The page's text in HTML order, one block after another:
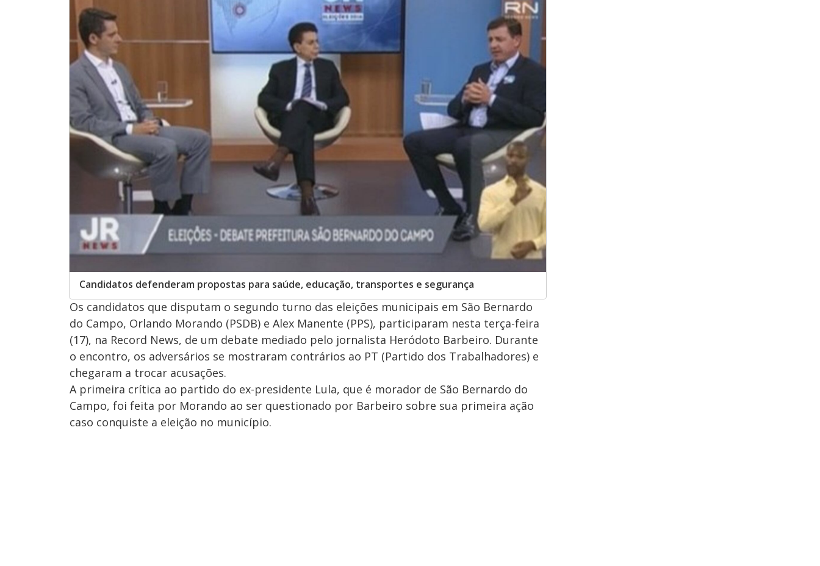
Candidatos defenderam propostas para saúde, educação, transportes e segurança
Os candidatos que disputam o segundo turno das eleições municipais em São Bernardo
do Campo, Orlando Morando (PSDB) e Alex Manente (PPS), participaram nesta terça-feira
(17), na Record News, de um debate mediado pelo jornalista Heródoto Barbeiro. Durante
o encontro, os adversários se mostraram contrários ao PT (Partido dos Trabalhadores) e
chegaram a trocar acusações.
A primeira crítica ao partido do ex-presidente Lula, que é morador de São Bernardo do
Campo, foi feita por Morando ao ser questionado por Barbeiro sobre sua primeira ação
caso conquiste a eleição no município.